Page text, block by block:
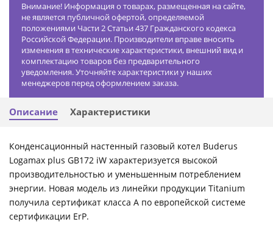
Внимание! Информация о товарах, размещенная на сайте,
не является публичной офертой, определяемой
положениями Части 2 Статьи 437 Гражданского кодекса
Российской Федерации. Производители вправе вносить
изменения в технические характеристики, внешний вид и
комплектацию товаров без предварительного
уведомления. Уточняйте характеристики у наших
менеджеров перед оформлением заказа.
Описание Характеристики
Конденсационный настенный газовый котел Buderus
Logamax plus GB172 iW характеризуется высокой
производительностью и уменьшенным потреблением
энергии. Новая модель из линейки продукции Titanium
получила сертификат класса А по европейской системе
сертификации ErP.